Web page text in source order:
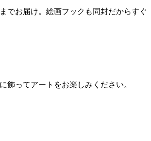
でお届け。絵画フックも同封だからすぐ
飾ってアートをお楽しみください。